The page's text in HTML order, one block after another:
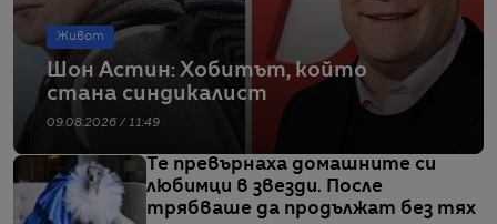
Живот
Шон Астин: Хобитът, който
стана синдикалист
09.08.2026 / 11:49
Те превърнаха домашните си
любимци в звезди. После
трябваше да продължат без тях